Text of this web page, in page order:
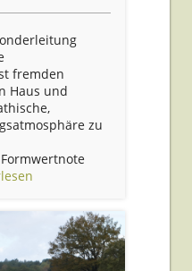
fremden
Haus und
zu